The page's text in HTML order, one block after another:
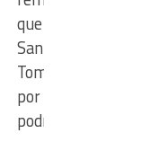
que
Santo
Tomé
por
podría